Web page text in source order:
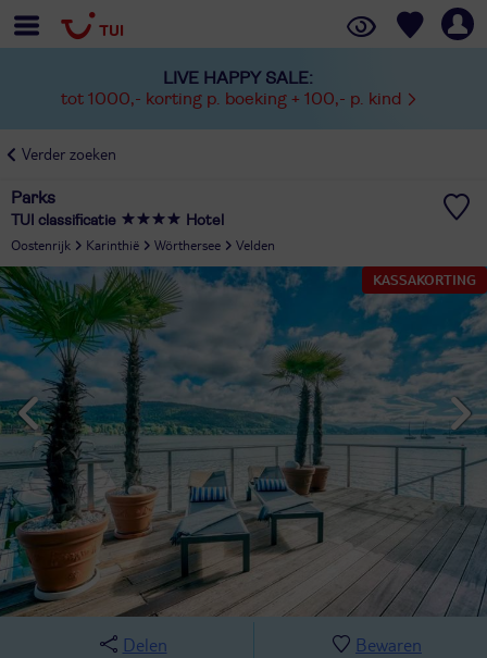
LIVE HAPPY SALE:
tot 1000,- korting p. boeking + 100,- p. kind
Verder zoeken
Parks
TUI classificatie Hotel
Oostenrijk Karinthië Wörthersee
Velden
KASSAKORTING
Delen Bewaren